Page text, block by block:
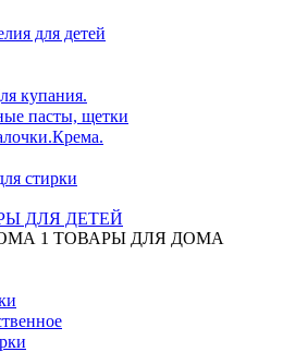
для детей
купания.
пасты, щетки
стирки
ДЛЯ ДЕТЕЙ
ТОВАРЫ ДЛЯ ДОМА